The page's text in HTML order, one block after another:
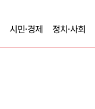
시민·경제 정치·사회